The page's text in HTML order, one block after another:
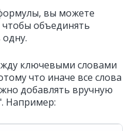
вы можете
чтобы объединять
ключевыми словами
что иначе все слова
добавлять вручную
Например: